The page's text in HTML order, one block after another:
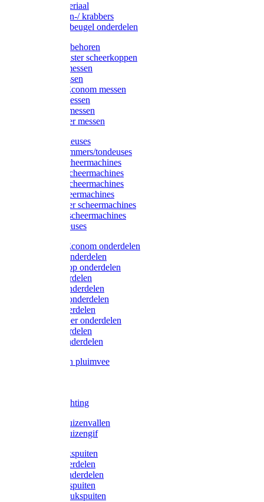
Injectiemateriaal
Hoefmessen-/ krabbers
Hoefbekapbeugel onderdelen
Messen toebehoren
Moser & Oster scheerkoppen
Hauptner messen
Liscop messen
Aesculap/Econom messen
Heiniger messen
Constanta messen
FarmClipper messen
Moser tondeuses
Overige trimmers/tondeuses
Heiniger scheermachines
Hauptner scheermachines
Aesculap scheermachines
Liscop scheermachines
FarmClipper scheermachines
Constanta scheermachines
Wahl tondeuses
Aesculap/Econom onderdelen
Hauptner onderdelen
Lister/Liscop onderdelen
Eider onderdelen
Heiniger onderdelen
Constanta onderdelen
Moser onderdelen
Farm Clipper onderdelen
Oster onderdelen
TailWell onderdelen
Voerbakken pluimvee
LED verlichting
Ratten / Muizenvallen
Ratten / Muizengif
Gloria drukspuiten
Gloria onderdelen
Gardena onderdelen
Dario drukspuiten
Gardena drukspuiten